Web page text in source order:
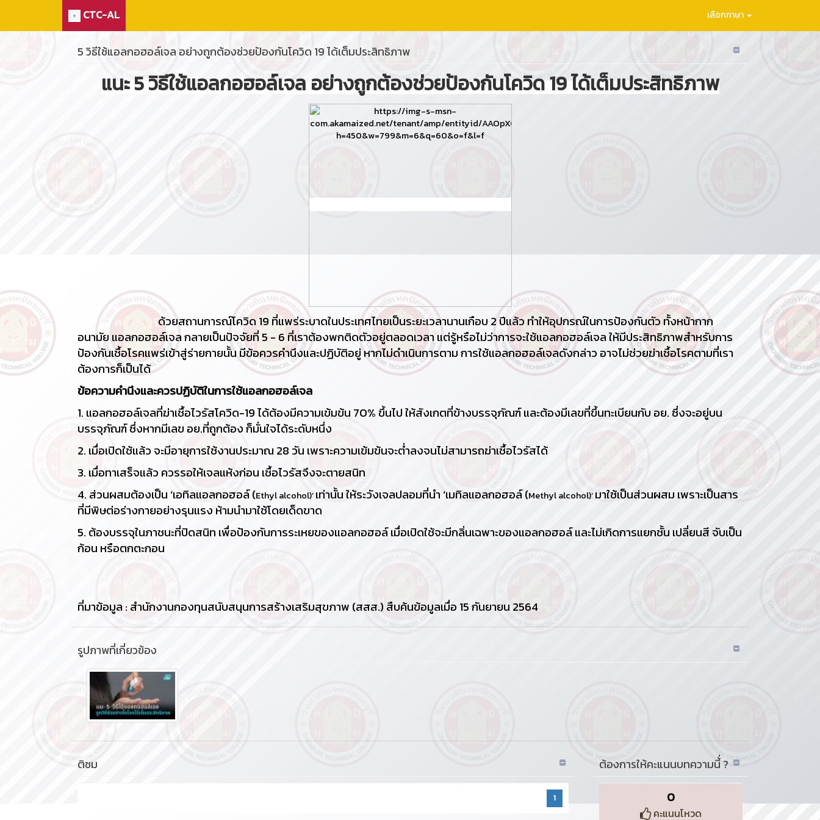
CTC-AL เลือกภาษา
5 วิธีใช้แอลกอฮอล์เจล อย่างถูกต้องช่วยป้องกันโควิด 19 ได้เต็มประสิทธิภาพ
แนะ5วิธีใช้แอลกอฮอล์เจล อย่างถูกต้องช่วยป้องกันโควิด19ได้เต็มประสิทธิภาพ
ด้วยสถานการณ์โควิด 19 ที่แพร่ระบาดในประเทศไทยเป็นระยะเวลานานเกือบ 2 ปีแล้ว ทำให้อุปกรณ์ในการป้องกันตัว ทั้งหน้ากาก
อนามัย แอลกอฮอล์เจล กลายเป็นปัจจัยที่ 5 - 6 ที่เราต้องพกติดตัวอยู่ตลอดเวลา แต่รู้หรือไม่ว่าการจะใช้แอลกอฮอล์เจล ให้มีประสิทธิภาพสำหรับการ
ป้องกันเชื้อโรคแพร่เข้าสู่ร่ายกายนั้น มีข้อควรคำนึงและปฏิบัติอยู่ หากไม่ดำเนินการตาม การใช้แอลกอฮอล์เจลดังกล่าว อาจไม่ช่วยฆ่าเชื้อโรคตามที่เรา
ต้องการก็เป็นได้
ข้อความคำนึงและควรปฏิบัติในการใช้แอลกอฮอล์เจล
1. แอลกอฮอล์เจลที่ฆ่าเชื้อไวรัสโควิด-19 ได้ต้องมีความเข้มข้น 70% ขึ้นไป ให้สังเกตที่ข้างบรรจุภัณฑ์ และต้องมีเลขที่ขึ้นทะเบียนกับ อย. ซึ่งจะอยู่บน
บรรจุภัณฑ์ ซึ่งหากมีเลข อย.ที่ถูกต้อง ก็มั่นใจได้ระดับหนึ่ง
2. เมื่อเปิดใช้แล้ว จะมีอายุการใช้งานประมาณ 28 วัน เพราะความเข้มข้นจะต่ำลงจนไม่สามารถฆ่าเชื้อไวรัสได้
3. เมื่อทาเสร็จแล้ว ควรรอให้เจลแห้งก่อน เชื้อไวรัสจึงจะตายสนิท
4. ส่วนผสมต้องเป็น ‘เอทิลแอลกอฮอล์ (Ethyl alcohol)’เท่านั้น ให้ระวังเจลปลอมที่นำ ‘เมทิลแอลกอฮอล์ (Methyl alcohol)’มาใช้เป็นส่วนผสม เพราะเป็นสาร
ที่มีพิษต่อร่างกายอย่างรุนแรง ห้ามนำมาใช้โดยเด็ดขาด
5. ต้องบรรจุในภาชนะที่ปิดสนิท เพื่อป้องกันการระเหยของแอลกอฮอล์ เมื่อเปิดใช้จะมีกลิ่นเฉพาะของแอลกอฮอล์ และไม่เกิดการแยกชั้น เปลี่ยนสี จับเป็น
ก้อน หรือตกตะกอน
ที่มาข้อมูล : สำนักงานกองทุนสนับสนุนการสร้างเสริมสุขภาพ (สสส.) สืบค้นข้อมูลเมื่อ 15 กันยายน 2564
รูปภาพที่เกี่ยวข้อง
ติชม
1
ต้องการให้คะแนนบทความนี้่ ?
0
คะแนนโหวด